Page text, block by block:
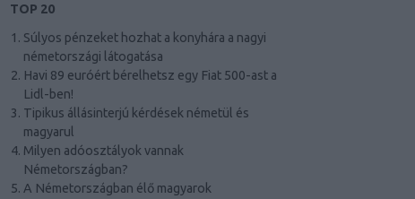
TOP 20
Súlyos pénzeket hozhat a konyhára a nagyi
németországi látogatása
Havi 89 euróért bérelhetsz egy Fiat 500-ast a
Lidl-ben!
Tipikus állásinterjú kérdések németül és
magyarul
Milyen adóosztályok vannak
Németországban?
A Németországban élő magyarok